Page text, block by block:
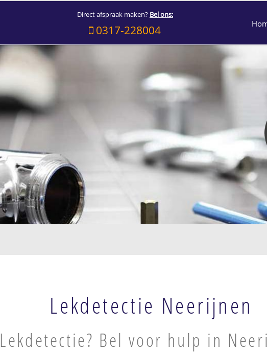
Direct afspraak maken? Bel ons:
0317-228004
Lekdetectie Neerijnen
Lekdetectie? Bel voor hulp in